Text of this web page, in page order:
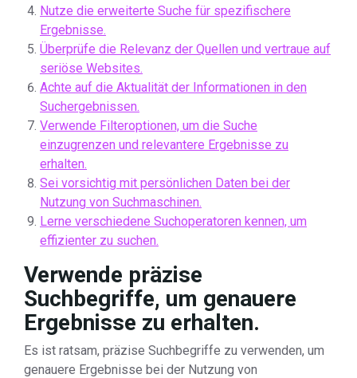
Nutze die erweiterte Suche für spezifischere
Ergebnisse.
Überprüfe die Relevanz der Quellen und vertraue auf
seriöse Websites.
Achte auf die Aktualität der Informationen in den
Suchergebnissen.
Verwende Filteroptionen, um die Suche
einzugrenzen und relevantere Ergebnisse zu
erhalten.
Sei vorsichtig mit persönlichen Daten bei der
Nutzung von Suchmaschinen.
Lerne verschiedene Suchoperatoren kennen, um
effizienter zu suchen.
Verwende präzise
Suchbegriffe, um genauere
Ergebnisse zu erhalten.
Es ist ratsam, präzise Suchbegriffe zu verwenden, um
genauere Ergebnisse bei der Nutzung von